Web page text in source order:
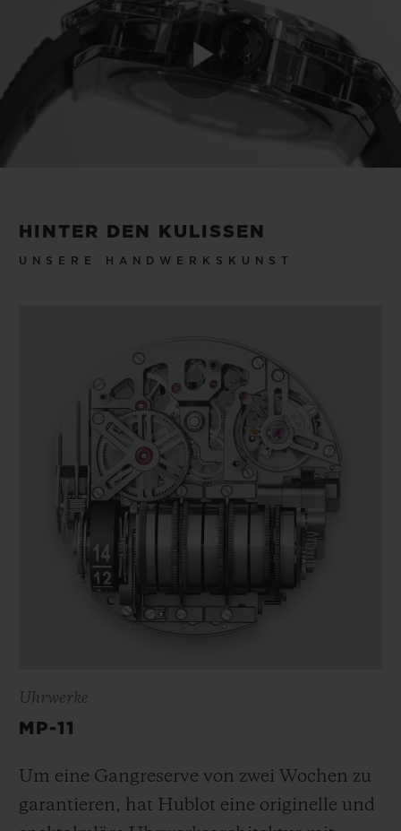
Play
HINTER DEN KULISSEN
UNSERE HANDWERKSKUNST
Uhrwerke
MP-11
Um eine Gangreserve von zwei Wochen zu
garantieren, hat Hublot eine originelle und